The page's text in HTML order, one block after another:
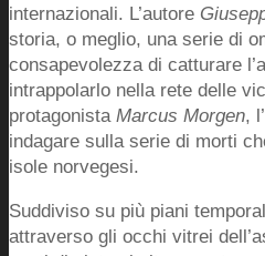
internazionali. L’autore
storia, o meglio, una serie di
consapevolezza di catturare
intrappolarlo nella rete delle
protagonista Marcus Morgen,
indagare sulla serie di morti
isole norvegesi.
Suddiviso su più piani
attraverso gli occhi vitrei